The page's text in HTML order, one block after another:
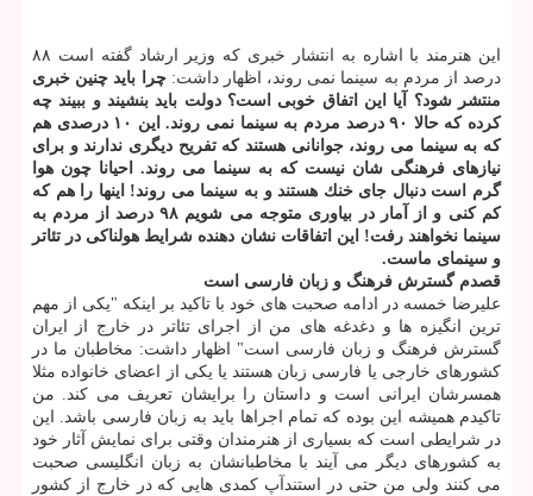
این هنرمند با اشاره به انتشار خبری كه وزیر ارشاد گفته است ۸۸
درصد از مردم به سینما نمی روند، اظهار داشت:چرا باید چنین خبری
منتشر شود؟ آیا این اتفاق خوبی است؟ دولت باید بنشیند و ببیند چه
كرده كه حالا ۹۰ درصد مردم به سینما نمی روند. این ۱۰ درصدی هم
كه به سینما می روند، جوانانی هستند كه تفریح دیگری ندارند و برای
نیازهای فرهنگی شان نیست كه به سینما می روند. احیانا چون هوا
گرم است دنبال جای خنك هستند و به سینما می روند! اینها را هم كه
كم كنی و از آمار در بیاوری متوجه می شویم ۹۸ درصد از مردم به
سینما نخواهند رفت! این اتفاقات نشان دهنده شرایط هولناكی در تئاتر
و سینمای ماست.
قصدم گسترش فرهنگ و زبان فارسی است
علیرضا خمسه در ادامه صحبت های خود با تاكید بر اینكه "یكی از مهم
ترین انگیزه ها و دغدغه های من از اجرای تئاتر در خارج از ایران
گسترش فرهنگ و زبان فارسی است" اظهار داشت: مخاطبان ما در
كشورهای خارجی یا فارسی زبان هستند یا یكی از اعضای خانواده مثلا
همسرشان ایرانی است و داستان را برایشان تعریف می كند. من
تاكیدم همیشه این بوده كه تمام اجراها باید به زبان فارسی باشد. این
در شرایطی است كه بسیاری از هنرمندان وقتی برای نمایش آثار خود
به كشورهای دیگر می آیند با مخاطبانشان به زبان انگلیسی صحبت
می كنند ولی من حتی در استندآپ كمدی هایی كه در خارج از كشور